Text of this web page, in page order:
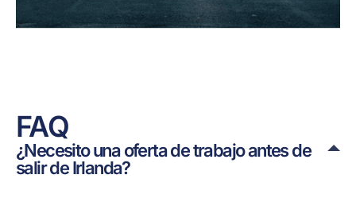
FAQ
¿Necesito una oferta de trabajo antes de
salir de Irlanda?